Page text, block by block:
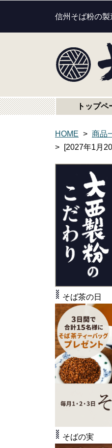
信州そば粉の製
トップペ
HOME 商品
[2027年1月
そば茶の日
そばの実